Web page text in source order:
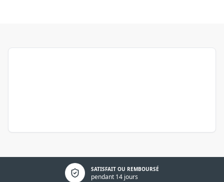
SATISFAIT OU REMBOURSÉ
pendant 14 jours
Politique de confidentialité